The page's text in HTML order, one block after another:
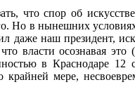
что спор об
Но в нынешних
даже наш президент,
власти осознавая
в Краснодаре
мере,